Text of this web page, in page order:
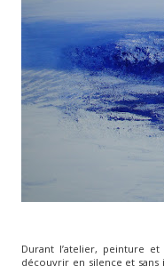
Durant l’atelier, peinture
découvrir en silence et